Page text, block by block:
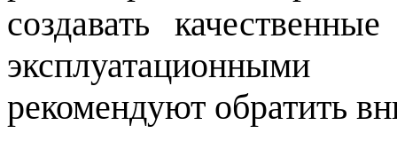
создавать
эксплуатационными
рекомендуют обратить